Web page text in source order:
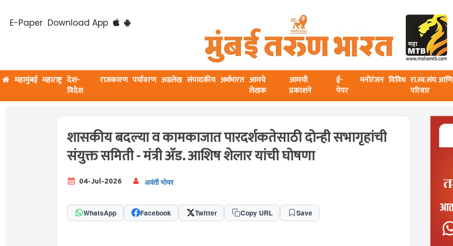
E-Paper Download App
महामुंबई महाराष्ट्र देश-
विदेश
राजकारण पर्यावरण अग्रलेख संपादकीय अर्थभारत आमचे
लेखक
आमची
प्रकाशने
ई-
पेपर
मनोरंजन विविध रा.स्व.संघ आणि
परिवार
शासकीय बदल्या व कामकाजात पारदर्शकतेसाठी दोन्ही सभागृहांची
संयुक्त समिती - मंत्री ॲड. आशिष शेलार यांची घोषणा
04-Jul-2026 अवंती भोयर
WhatsApp Facebook Twitter Copy URL Save